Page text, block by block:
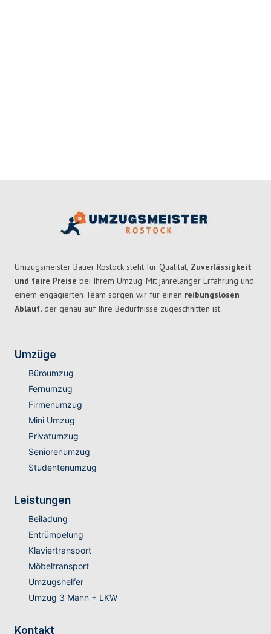
Umzugsmeister Bauer Rostock steht für Qualität, Zuverlässigkeit
und faire Preise bei Ihrem Umzug. Mit jahrelanger Erfahrung und
einem engagierten Team sorgen wir für einen reibungslosen
Ablauf, der genau auf Ihre Bedürfnisse zugeschnitten ist.
Umzüge
Büroumzug
Fernumzug
Firmenumzug
Mini Umzug
Privatumzug
Seniorenumzug
Studentenumzug
Leistungen
Beiladung
Entrümpelung
Klaviertransport
Möbeltransport
Umzugshelfer
Umzug 3 Mann + LKW
Kontakt